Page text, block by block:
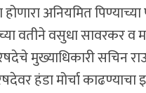
अनियमित
वतीने वसुधा
मुख्याधिकारी सचिन
हंडा मोर्चा काढण्याचा